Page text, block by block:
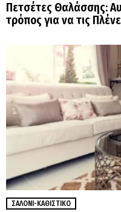
Πετσέτες Θαλάσσης:
τρόπος για να τις
ΣΑΛΌΝΙ-ΚΑΘΙΣΤΙΚΌ